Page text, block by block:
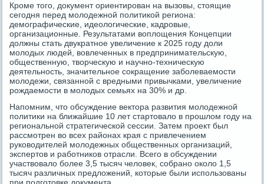
Кроме того, документ ориентирован на вызовы, стоящие
сегодня перед молодежной политикой региона:
демографические, идеологические, кадровые,
организационные. Результатами воплощения Концепции
должны стать двукратное увеличение к 2025 году доли
молодых людей, вовлеченных в предпринимательскую,
общественную, творческую и научно-техническую
деятельность, значительное сокращение заболеваемости
молодежи, связанной с вредными привычками, увеличение
рождаемости в молодых семьях на 30% и др.
Напомним, что обсуждение вектора развития молодежной
политики на ближайшие 10 лет стартовало в прошлом году на
региональной стратегической сессии. Затем проект был
рассмотрен во всех районах края с привлечением
руководителей молодежных общественных организаций,
экспертов и работников отрасли. Всего в обсуждении
участвовало более 3,5 тысяч человек, собрано около 1,5
тысяч различных предложений, которые были использованы